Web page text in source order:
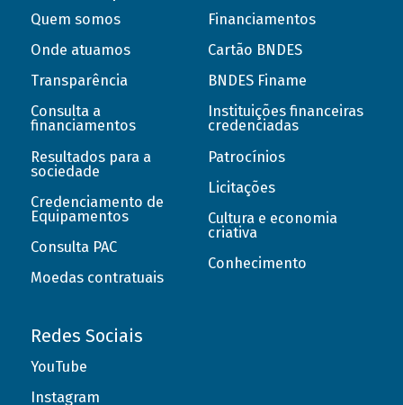
Quem somos
Onde atuamos
Transparência
Consulta a
financiamentos
Resultados para a
sociedade
Credenciamento de
Equipamentos
Consulta PAC
Moedas contratuais
Financiamentos
Cartão BNDES
BNDES Finame
Instituições financeiras
credenciadas
Patrocínios
Licitações
Cultura e economia
criativa
Conhecimento
Redes Sociais
YouTube
Instagram